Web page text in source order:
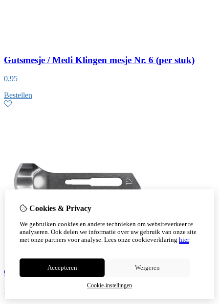
Gutsmesje / Medi Klingen mesje Nr. 6 (per stuk)
0,95
Bestellen
Gutsmesje / Medi Klingen mesje Nr. 12 (per stuk)
1,30
Cookies & Privacy
We gebruiken cookies en andere technieken om websiteverkeer te
analyseren. Ook delen we informatie over uw gebruik van onze site
met onze partners voor analyse. Lees onze cookieverklaring hier
Accepteren Weigeren
Cookie-instellingen